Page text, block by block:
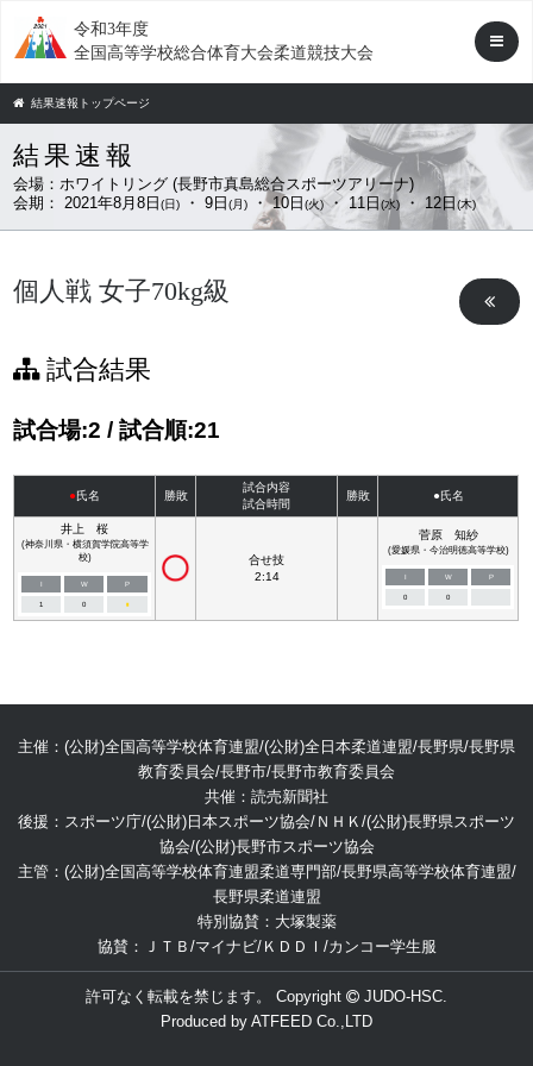
令和3年度
全国高等学校総合体育大会柔道競技大会
結果速報トップページ
結果速報
会場：ホワイトリング (長野市真島総合スポーツアリーナ)
会期： 2021年8月8日(日) ・ 9日(月) ・ 10日(火)・ 11日(水) ・ 12日(木)
個人戦 女子70kg級
試合結果
試合場:2 / 試合順:21
●氏名 勝敗
試合内容
試合時間
勝敗 ●氏名
井上 桜
(神奈川県・横須賀学院高等学
校)
I W P
1 0 ■
合せ技
2:14
菅原 知紗
(愛媛県・今治明徳高等学校)
I W P
0 0
主催：(公財)全国高等学校体育連盟/(公財)全日本柔道連盟/長野県/長野県
教育委員会/長野市/長野市教育委員会
共催：読売新聞社
後援：スポーツ庁/(公財)日本スポーツ協会/ＮＨＫ/(公財)長野県スポーツ
協会/(公財)長野市スポーツ協会
主管：(公財)全国高等学校体育連盟柔道専門部/長野県高等学校体育連盟/
長野県柔道連盟
特別協賛：大塚製薬
協賛：ＪＴＢ/マイナビ/ＫＤＤＩ/カンコー学生服
許可なく転載を禁じます。 Copyright
JUDO-HSC.
Produced by ATFEED Co.,LTD